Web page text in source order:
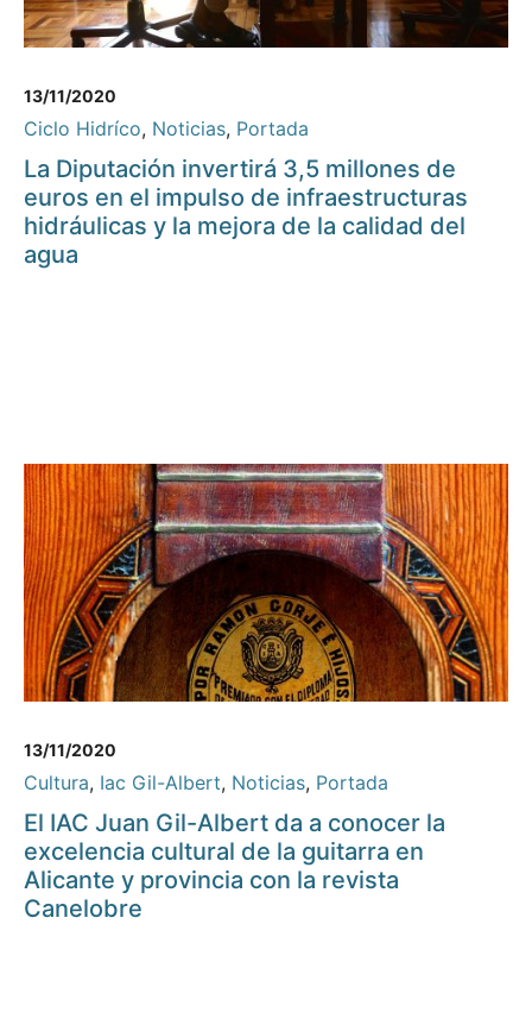
13/11/2020
Ciclo Hidríco, Noticias, Portada
La Diputación invertirá 3,5 millones de
euros en el impulso de infraestructuras
hidráulicas y la mejora de la calidad del
agua
13/11/2020
Cultura, Iac Gil-Albert, Noticias, Portada
El IAC Juan Gil-Albert da a conocer la
excelencia cultural de la guitarra en
Alicante y provincia con la revista
Canelobre